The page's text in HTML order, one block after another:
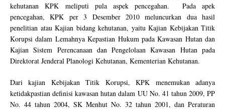
kehutanan KPK meliputi pula aspek pencegahan. Pada apek
pencegahan, KPK per 3 Desember 2010 meluncurkan dua hasil
penelitian atau Kajian bidang kehutanan, yaitu Kajian Kebijakan Titik
Korupsi dalam Lemahnya Kepastian Hukum pada Kawasan Hutan dan
Kajian Sistem Perencanaan dan Pengelolaan Kawasan Hutan pada
Direktorat Jenderal Planologi Kehutanan, Kementerian Kehutanan.
Dari kajian Kebijakan Titik Korupsi, KPK menemukan adanya
ketidakpastian definisi kawasan hutan dalam UU No. 41 tahun 2009, PP
No. 44 tahun 2004, SK Menhut No. 32 tahun 2001, dan Peraturan